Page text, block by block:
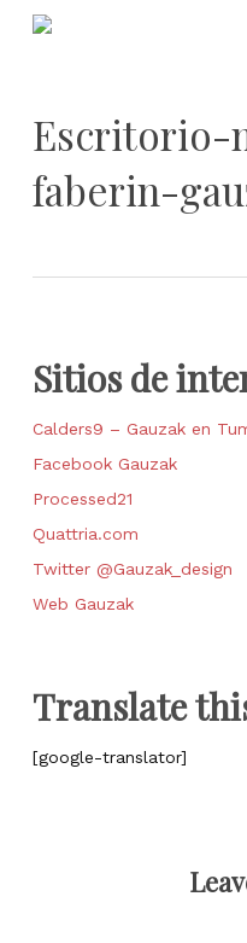
Skip
Escritorio-
faberin-
Sitios de
Calders9 – Gauzak en
Facebook Gauzak
Processed21
Quattria.com
Twitter @Gauzak_design
Web Gauzak
Translate
[google-translator]